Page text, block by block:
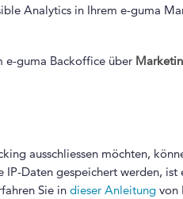
Analytics in Ihrem e-guma
e-guma Backoffice über
ausschliessen möchten,
Daten gespeichert werden, ist
Sie in dieser Anleitungvon